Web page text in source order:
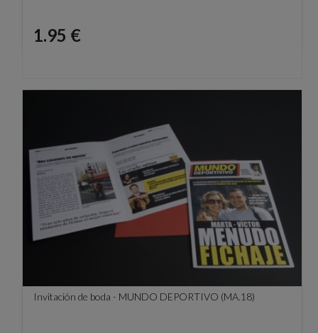
Precio
1.95 €
Invitación de boda - MUNDO DEPORTIVO (MA.18)